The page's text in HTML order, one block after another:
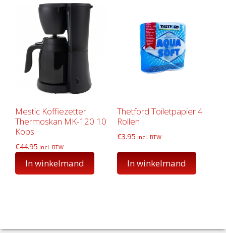
Mestic Koffiezetter
Thermoskan MK-120 10
Kops
€44.95 incl. BTW
In winkelmand
Thetford Toiletpapier 4
Rollen
€3.95 incl. BTW
In winkelmand